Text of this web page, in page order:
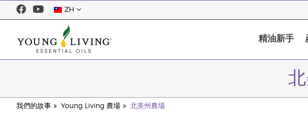
ZH
精油新手
我們的故事 Young Living 農場 北美州農場